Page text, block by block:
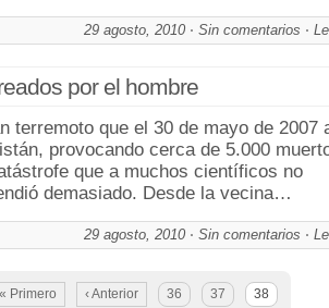
29 agosto, 2010 Sin comentarios
por el hombre
terremoto que el 30 de mayo de 2007
provocando cerca de 5.000
que a muchos científicos no
demasiado. Desde la vecina…
29 agosto, 2010 Sin comentarios
« Primero ‹ Anterior 36 37 38